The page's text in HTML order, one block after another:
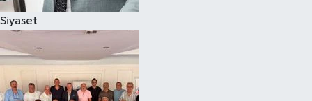
Siyaset
Sağlık
Spor